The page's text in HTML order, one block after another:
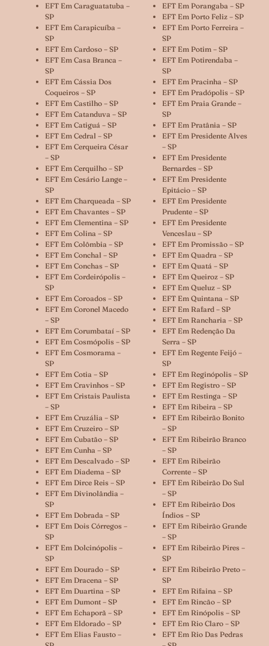
EFT Em Caraguatatuba –
SP
EFT Em Carapicuíba –
SP
EFT Em Cardoso – SP
EFT Em Casa Branca –
SP
EFT Em Cássia Dos
Coqueiros – SP
EFT Em Castilho – SP
EFT Em Catanduva – SP
EFT Em Catiguá – SP
EFT Em Cedral – SP
EFT Em Cerqueira César
– SP
EFT Em Cerquilho – SP
EFT Em Cesário Lange –
SP
EFT Em Charqueada – SP
EFT Em Chavantes – SP
EFT Em Clementina – SP
EFT Em Colina – SP
EFT Em Colômbia – SP
EFT Em Conchal – SP
EFT Em Conchas – SP
EFT Em Cordeirópolis –
SP
EFT Em Coroados – SP
EFT Em Coronel Macedo
– SP
EFT Em Corumbataí – SP
EFT Em Cosmópolis – SP
EFT Em Cosmorama –
SP
EFT Em Cotia – SP
EFT Em Cravinhos – SP
EFT Em Cristais Paulista
– SP
EFT Em Cruzália – SP
EFT Em Cruzeiro – SP
EFT Em Cubatão – SP
EFT Em Cunha – SP
EFT Em Descalvado – SP
EFT Em Diadema – SP
EFT Em Dirce Reis – SP
EFT Em Divinolândia –
SP
EFT Em Dobrada – SP
EFT Em Dois Córregos –
SP
EFT Em Dolcinópolis –
SP
EFT Em Dourado – SP
EFT Em Dracena – SP
EFT Em Duartina – SP
EFT Em Dumont – SP
EFT Em Echaporã – SP
EFT Em Eldorado – SP
EFT Em Elias Fausto –
EFT Em Porangaba – SP
EFT Em Porto Feliz – SP
EFT Em Porto Ferreira –
SP
EFT Em Potim – SP
EFT Em Potirendaba –
SP
EFT Em Pracinha – SP
EFT Em Pradópolis – SP
EFT Em Praia Grande –
SP
EFT Em Pratânia – SP
EFT Em Presidente Alves
– SP
EFT Em Presidente
Bernardes – SP
EFT Em Presidente
Epitácio – SP
EFT Em Presidente
Prudente – SP
EFT Em Presidente
Venceslau – SP
EFT Em Promissão – SP
EFT Em Quadra – SP
EFT Em Quatá – SP
EFT Em Queiroz – SP
EFT Em Queluz – SP
EFT Em Quintana – SP
EFT Em Rafard – SP
EFT Em Rancharia – SP
EFT Em Redenção Da
Serra – SP
EFT Em Regente Feijó –
SP
EFT Em Reginópolis – SP
EFT Em Registro – SP
EFT Em Restinga – SP
EFT Em Ribeira – SP
EFT Em Ribeirão Bonito
– SP
EFT Em Ribeirão Branco
– SP
EFT Em Ribeirão
Corrente – SP
EFT Em Ribeirão Do Sul
– SP
EFT Em Ribeirão Dos
Índios – SP
EFT Em Ribeirão Grande
– SP
EFT Em Ribeirão Pires –
SP
EFT Em Ribeirão Preto –
SP
EFT Em Rifaina – SP
EFT Em Rincão – SP
EFT Em Rinópolis – SP
EFT Em Rio Claro – SP
EFT Em Rio Das Pedras